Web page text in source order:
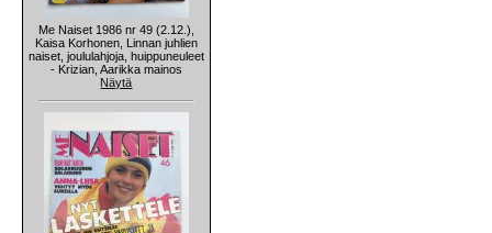
Me Naiset 1986 nr 49 (2.12.),
Kaisa Korhonen, Linnan juhlien
naiset, joululahjoja, huippuneuleet
- Krizian, Aarikka mainos
Näytä